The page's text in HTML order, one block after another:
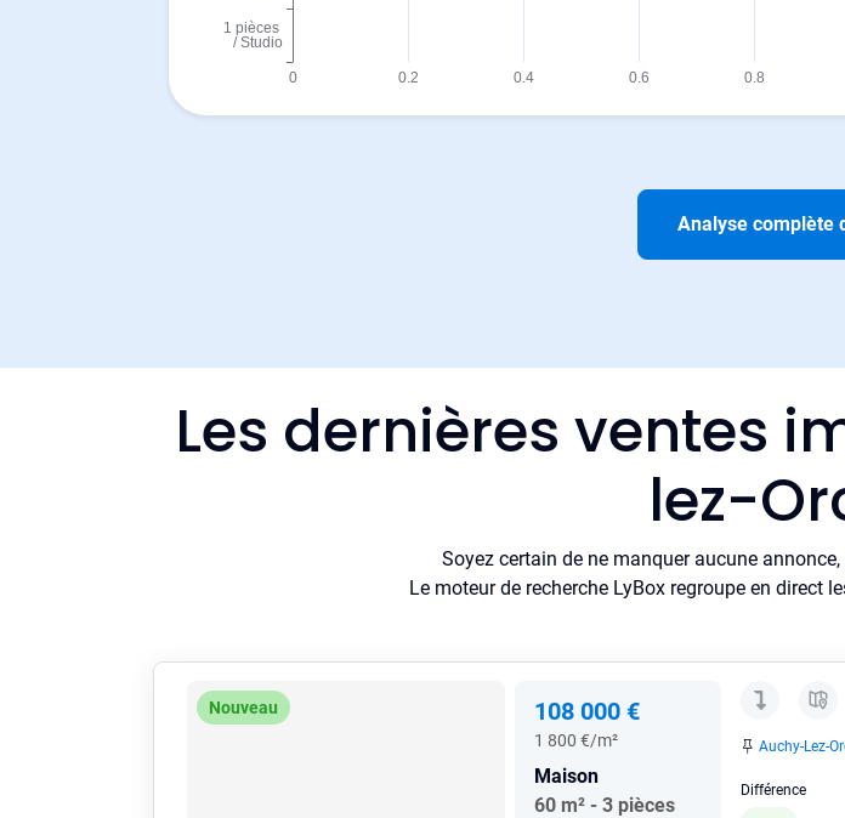
Analyse complète
Les dernières ventes
lez-
Soyez certain de ne manquer aucune
Le moteur de recherche LyBox regroupe en direct
Nouveau 108 000 €
1 800 €/m²
Maison
60 m² - 3 pièces
Auchy-Lez-
Différence